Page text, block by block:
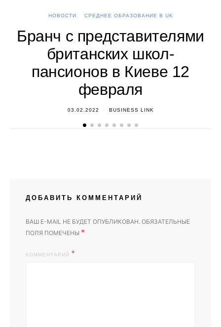
НОВОСТИ СРЕДНЕЕ ОБРАЗОВАНИЕ В UK
Бранч с представителями
британских школ-
пансионов в Киеве 12
февраля
03.02.2022 BUSINESS LINK
ДОБАВИТЬ КОММЕНТАРИЙ
ВАШ E-MAIL НЕ БУДЕТ ОПУБЛИКОВАН. ОБЯЗАТЕЛЬНЫЕ
ПОЛЯ ПОМЕЧЕНЫ *
КОММЕНТАРИЙ